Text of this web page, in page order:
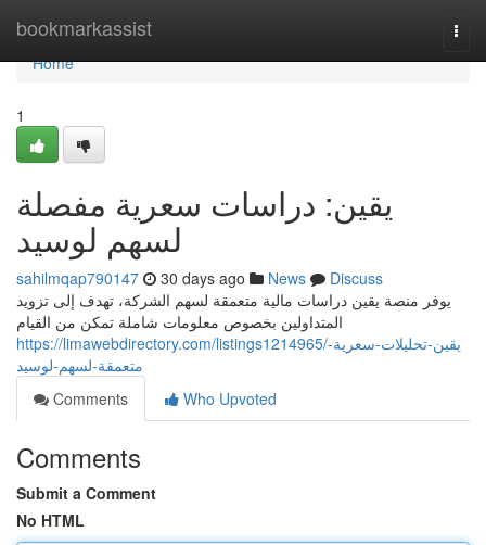
bookmarkassist
Home
Home
1
يقين: دراسات سعرية مفصلة
لسهم لوسيد
sahilmqap790147 30 days ago News
Discuss
يوفر منصة يقين دراسات مالية متعمقة لسهم الشركة، تهدف إلى تزويد
المتداولين بخصوص معلومات شاملة تمكن من القيام
https://limawebdirectory.com/listings1214965/يقين-تحليلات-سعرية-
متعمقة-لسهم-لوسيد
Comments
Who Upvoted
Comments
Submit a Comment
No HTML